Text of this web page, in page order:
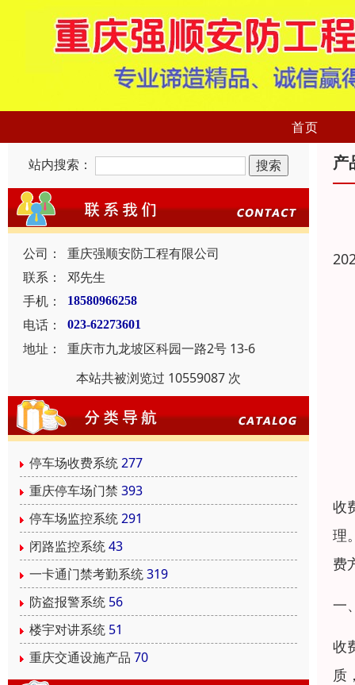
首页
站内搜索：
公司：
重庆强顺安防工程有限公司
联系：
邓先生
手机：
18580966258
电话： 023-62273601
地址：
重庆市九龙坡区科园一路2号 13-6
本站共被浏览过 10559087 次
停车场收费系统277
重庆停车场门禁 393
停车场监控系统291
闭路监控系统43
一卡通门禁考勤系统319
防盗报警系统 56
楼宇对讲系统 51
重庆交通设施产品 70
产
收
理
费
一
收
质